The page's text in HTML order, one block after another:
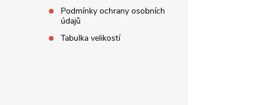
Podmínky ochrany osobních
údajů
Tabulka velikostí